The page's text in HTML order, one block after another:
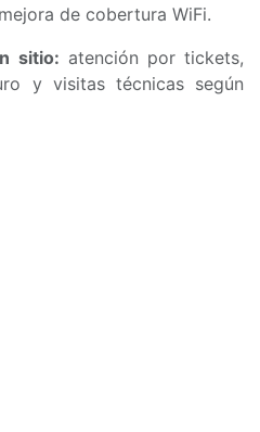
de cobertura WiFi.
sitio: atención por tickets,
y visitas técnicas según